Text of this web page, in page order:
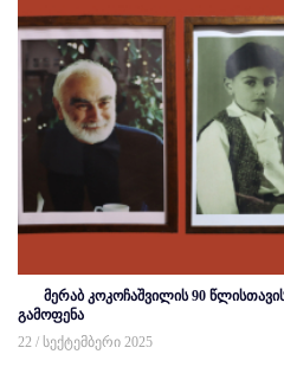
მერაბ კოკოჩაშვილის 90
გამოფენა
22 / სექტემბერი 2025